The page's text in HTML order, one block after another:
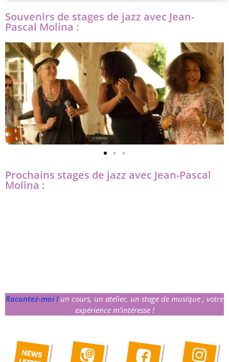
Souvenirs de stages de jazz avec Jean-
Pascal Molina :
Prochains stages de jazz avec Jean-Pascal
Molina :
Racontez-moi ! un cours, un atelier, un stage de musique ; votre
expérience m’intéresse !